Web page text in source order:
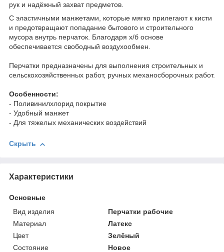
рук и надёжный захват предметов.
С эластичными манжетами, которые мягко прилегают к кисти
и предотвращают попадание бытового и строительного
мусора внутрь перчаток. Благодаря х/б основе
обеспечивается свободный воздухообмен.
Перчатки предназначены для выполнения строительных и
сельскохозяйственных работ, ручных механосборочных работ.
Особенности:
- Поливинилхлорид покрытие
- Удобный манжет
- Для тяжелых механических воздействий
Скрыть
Характеристики
Основные
Вид изделия
Перчатки рабочие
Материал
Латекс
Цвет
Зелёный
Состояние
Новое